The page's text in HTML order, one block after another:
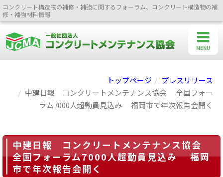
コンクリート構造物の補修・補強に関するフォーラム、コンクリート構造物の補
修・補強材料情報
トップページ
プレスリリース
中建日報 コンクリートメンテナンス協会 全国フォー
ラム7000人超動員見込み 福岡市で年次報告会開く
中建日報 コンクリートメンテナンス協会
全国フォーラム7000人超動員見込み 福岡
市で年次報告会開く
MENU